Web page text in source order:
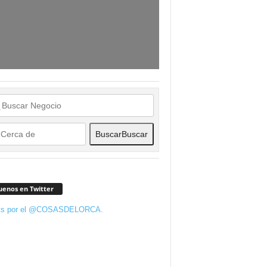
BuscarBuscar
en Twitter
por el @COSASDELORCA.